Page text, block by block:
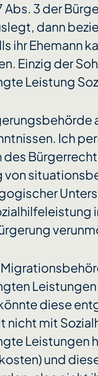
Abs. 3 der
dann
ihr Ehemann
Einzig der
Leistung
Ich
des
von
diese
nicht mit
Leistungen
und